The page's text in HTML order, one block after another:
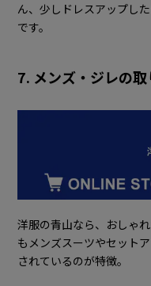
ん、少しドレスアップし
です。
7. メンズ・ジレの
洋服の青山なら、おしゃ
もメンズスーツやセット
されているのが特徴。